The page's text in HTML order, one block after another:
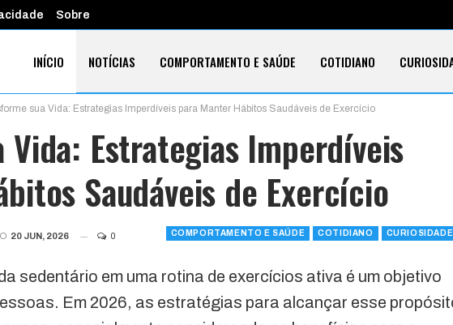
Sobre
INÍCIO NOTÍCIAS COMPORTAMENTO E SAÚDE COTIDIANO
sua Vida: Estrategias Imperdíveis para Manter Hábitos Saudáveis de Exercício
Vida: Estrategias Imperdíveis
Saudáveis de Exercício
COMPORTAMENTO E SAÚDE COTIDIANO
20 JUN, 2026 0
sedentário em uma rotina de exercícios ativa é um objetivo
Em 2026, as estratégias para alcançar esse